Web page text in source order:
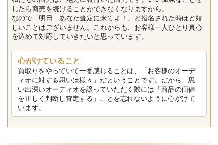
したら商売を続けることができなくなりますから。
なので「明日、あなた査定に来てよ！」と指名された時ほど嬉
しいことはございません。これからも、お客様一人ひとり真心
を込めて対応していきたいと思っています。
心がけていること
買取りをやっていて一番感じることは、「お客様のオーデ
ィオに対する思いは様々」だということです。だから、思
い出深いオーディオを譲っていただく際には「商品の価値
を正しく判断し査定する」ことを忘れないように心がけて
います。